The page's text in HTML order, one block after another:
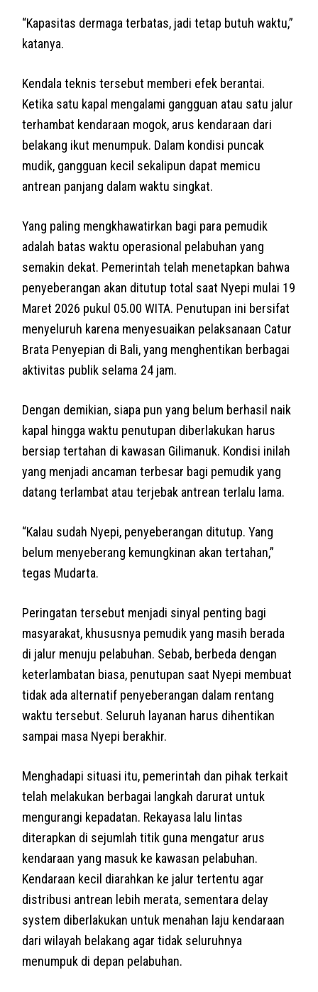
“Kapasitas dermaga terbatas, jadi tetap butuh waktu,”
katanya.
Kendala teknis tersebut memberi efek berantai.
Ketika satu kapal mengalami gangguan atau satu jalur
terhambat kendaraan mogok, arus kendaraan dari
belakang ikut menumpuk. Dalam kondisi puncak
mudik, gangguan kecil sekalipun dapat memicu
antrean panjang dalam waktu singkat.
Yang paling mengkhawatirkan bagi para pemudik
adalah batas waktu operasional pelabuhan yang
semakin dekat. Pemerintah telah menetapkan bahwa
penyeberangan akan ditutup total saat Nyepi mulai 19
Maret 2026 pukul 05.00 WITA. Penutupan ini bersifat
menyeluruh karena menyesuaikan pelaksanaan Catur
Brata Penyepian di Bali, yang menghentikan berbagai
aktivitas publik selama 24 jam.
Dengan demikian, siapa pun yang belum berhasil naik
kapal hingga waktu penutupan diberlakukan harus
bersiap tertahan di kawasan Gilimanuk. Kondisi inilah
yang menjadi ancaman terbesar bagi pemudik yang
datang terlambat atau terjebak antrean terlalu lama.
“Kalau sudah Nyepi, penyeberangan ditutup. Yang
belum menyeberang kemungkinan akan tertahan,”
tegas Mudarta.
Peringatan tersebut menjadi sinyal penting bagi
masyarakat, khususnya pemudik yang masih berada
di jalur menuju pelabuhan. Sebab, berbeda dengan
keterlambatan biasa, penutupan saat Nyepi membuat
tidak ada alternatif penyeberangan dalam rentang
waktu tersebut. Seluruh layanan harus dihentikan
sampai masa Nyepi berakhir.
Menghadapi situasi itu, pemerintah dan pihak terkait
telah melakukan berbagai langkah darurat untuk
mengurangi kepadatan. Rekayasa lalu lintas
diterapkan di sejumlah titik guna mengatur arus
kendaraan yang masuk ke kawasan pelabuhan.
Kendaraan kecil diarahkan ke jalur tertentu agar
distribusi antrean lebih merata, sementara delay
system diberlakukan untuk menahan laju kendaraan
dari wilayah belakang agar tidak seluruhnya
menumpuk di depan pelabuhan.